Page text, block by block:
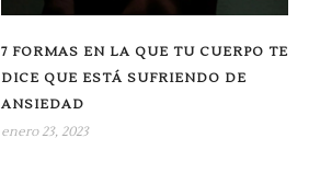
7 FORMAS EN LA QUE TU CUERPO TE
DICE QUE ESTÁ SUFRIENDO DE
ANSIEDAD
enero 23, 2023